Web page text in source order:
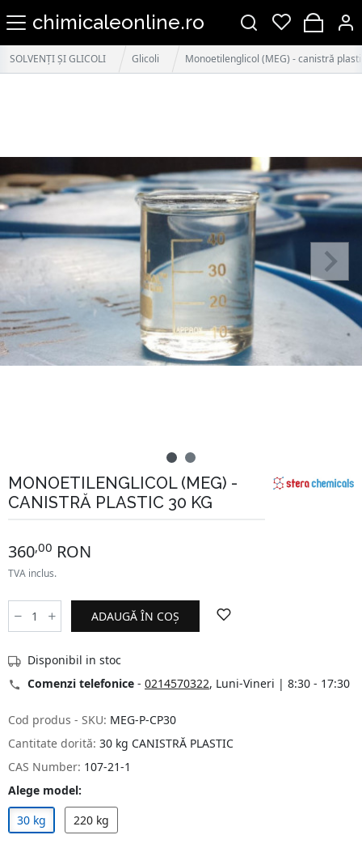
chimicaleonline.ro
SOLVENȚI ȘI GLICOLI Glicoli Monoetilenglicol (MEG) - canistră
MONOETILENGLICOL (MEG) -
CANISTRĂ PLASTIC 30 KG
360,00 RON
TVA inclus.
ADAUGĂ ÎN COȘ
Disponibil in stoc
Comenzi telefonice - 0214570322, Luni-Vineri | 8:30 - 17:30
Cod produs - SKU: MEG-P-CP30
Cantitate dorită: 30 kg CANISTRĂ PLASTIC
CAS Number: 107-21-1
Alege model:
30 kg
220 kg